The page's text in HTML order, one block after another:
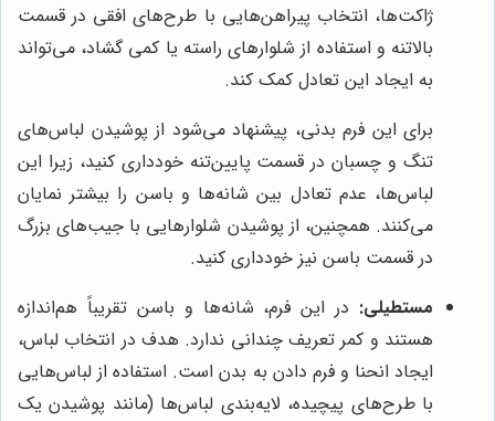
ژاکت‌ها، انتخاب پیراهن‌هایی با طرح‌های افقی در قسمت
بالاتنه و استفاده از شلوارهای راسته یا کمی گشاد، می‌تواند
به ایجاد این تعادل کمک کند.
برای این فرم بدنی، پیشنهاد می‌شود از پوشیدن لباس‌های
تنگ و چسبان در قسمت پایین‌تنه خودداری کنید، زیرا این
لباس‌ها، عدم تعادل بین شانه‌ها و باسن را بیشتر نمایان
می‌کنند. همچنین، از پوشیدن شلوارهایی با جیب‌های بزرگ
در قسمت باسن نیز خودداری کنید.
مستطیلی: در این فرم، شانه‌ها و باسن تقریباً هم‌اندازه
هستند و کمر تعریف چندانی ندارد. هدف در انتخاب لباس،
ایجاد انحنا و فرم دادن به بدن است. استفاده از لباس‌هایی
با طرح‌های پیچیده، لایه‌بندی لباس‌ها (مانند پوشیدن یک